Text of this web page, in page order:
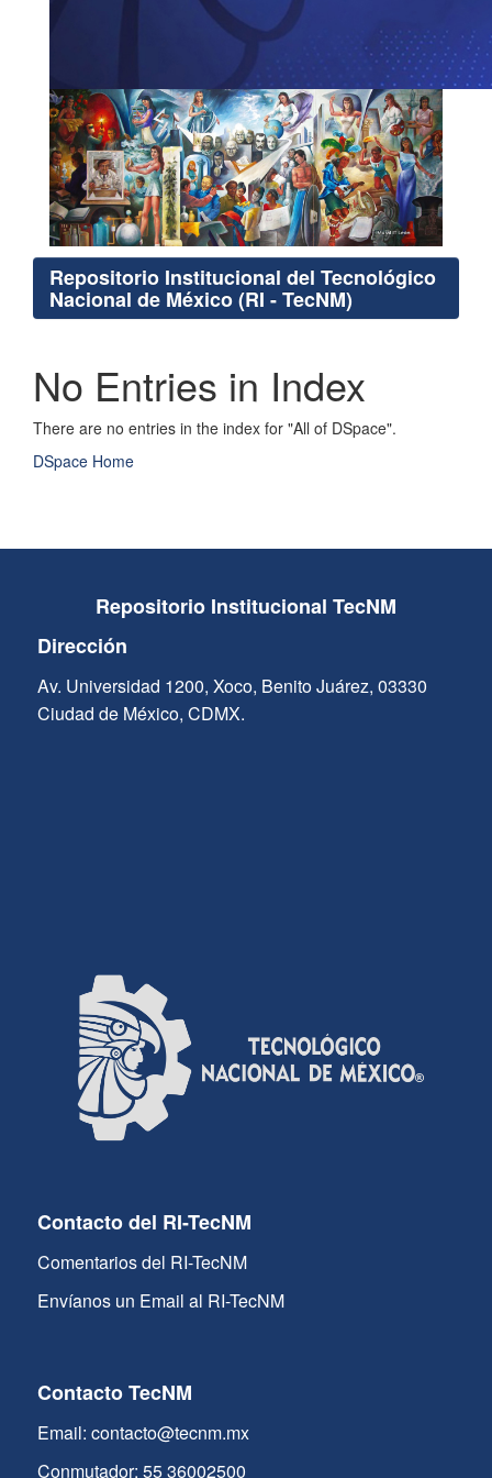
Repositorio Institucional del Tecnológico
Nacional de México (RI - TecNM)
No Entries in Index
There are no entries in the index for "All of DSpace".
DSpace Home
Repositorio Institucional TecNM
Dirección
Av. Universidad 1200, Xoco, Benito Juárez, 03330
Ciudad de México, CDMX.
Contacto del RI-TecNM
Comentarios del RI-TecNM
Envíanos un Email al RI-TecNM
Contacto TecNM
Email: contacto@tecnm.mx
Conmutador: 55 36002500